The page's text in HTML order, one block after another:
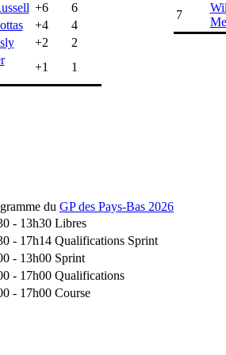
+6
6
+4
4
+2
2
+1 1
7
du GP des Pays-Bas 2026
- 13h30 Libres
- 17h14 Qualifications Sprint
- 13h00 Sprint
- 17h00 Qualifications
- 17h00 Course